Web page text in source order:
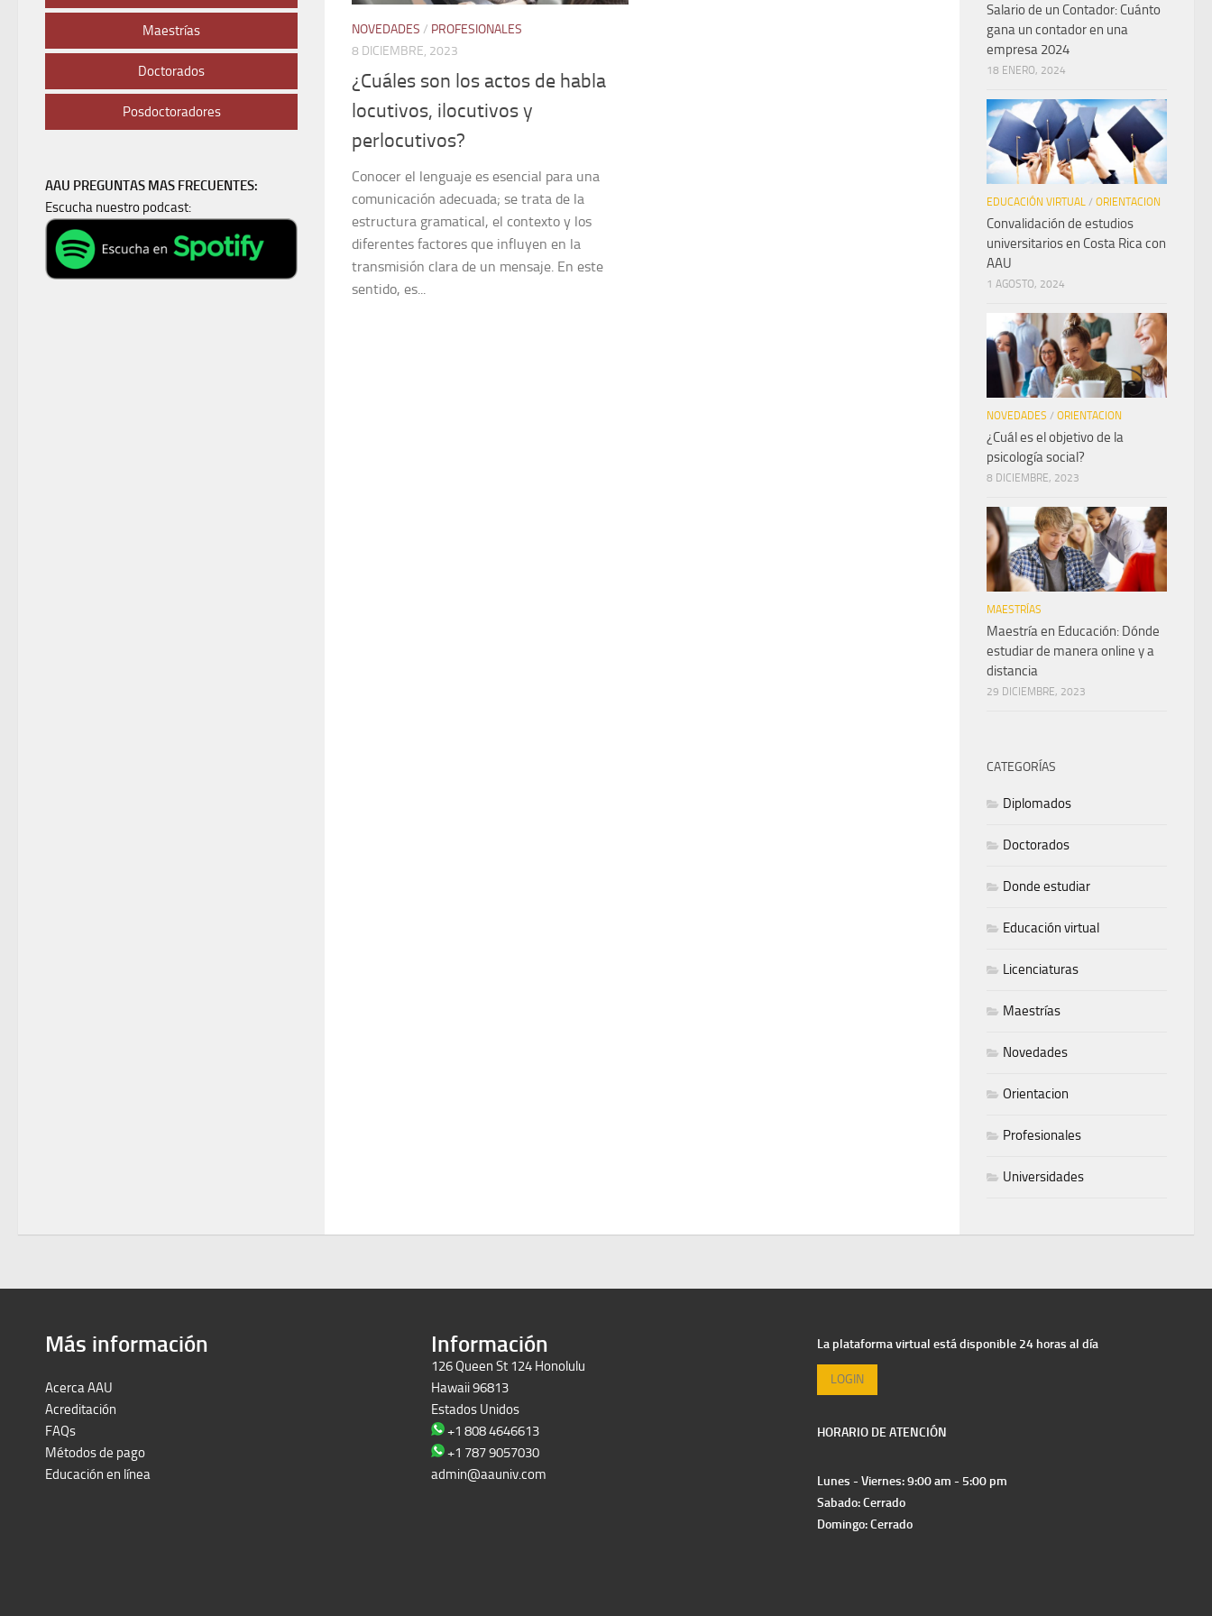
NOVEDADES / PROFESIONALES
8 DICIEMBRE, 2023
¿Cuáles son los actos de habla
locutivos, ilocutivos y
perlocutivos?
Conocer el lenguaje es esencial para una
comunicación adecuada; se trata de la
estructura gramatical, el contexto y los
diferentes factores que influyen en la
transmisión clara de un mensaje. En este
sentido, es...
Maestrías
Doctorados
Posdoctoradores
AAU PREGUNTAS MAS FRECUENTES:
Escucha nuestro podcast:
Salario de un Contador: Cuánto
gana un contador en una
empresa 2024
18 ENERO, 2024
EDUCACIÓN VIRTUAL / ORIENTACION
Convalidación de estudios
universitarios en Costa Rica con
AAU
1 AGOSTO, 2024
NOVEDADES / ORIENTACION
¿Cuál es el objetivo de la
psicología social?
8 DICIEMBRE, 2023
MAESTRÍAS
Maestría en Educación: Dónde
estudiar de manera online y a
distancia
29 DICIEMBRE, 2023
CATEGORÍAS
Diplomados
Doctorados
Donde estudiar
Educación virtual
Licenciaturas
Maestrías
Novedades
Orientacion
Profesionales
Universidades
Más información
Acerca AAU
Acreditación
FAQs
Métodos de pago
Educación en línea
Información
126 Queen St 124 Honolulu
Hawaii 96813
Estados Unidos
+1 808 4646613
+1 787 9057030
admin@aauniv.com
La plataforma virtual está disponible 24 horas al día
LOGIN
HORARIO DE ATENCIÓN
Lunes - Viernes: 9:00 am - 5:00 pm
Sabado: Cerrado
Domingo: Cerrado